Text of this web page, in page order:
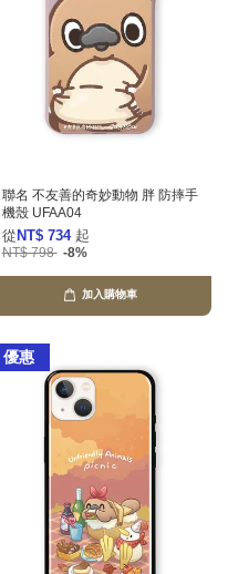
聯名 不友善的奇妙動物 胖 防摔手
機殼 UFAA04
從 NT$ 734 起
NT$ 798 -8%
加入購物車
優惠